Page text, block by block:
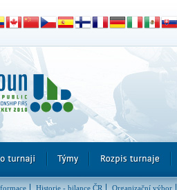
Historie - bilance ČR Organizační výbor